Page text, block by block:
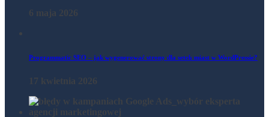
6 maja 2026
Programmatic SEO – jak wygenerować strony dla setek miast w WordPressie?
17 kwietnia 2026